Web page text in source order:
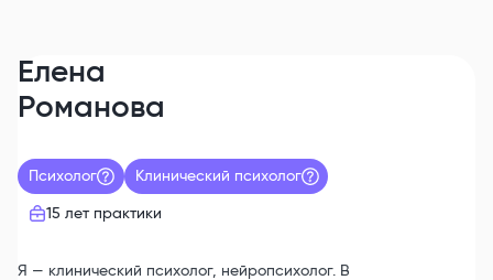
Елена
Романова
Психолог Клинический психолог
15 летпрактики
Я — клинический психолог, нейропсихолог. В